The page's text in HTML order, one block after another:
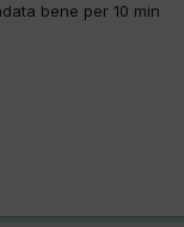
bene per 10 min